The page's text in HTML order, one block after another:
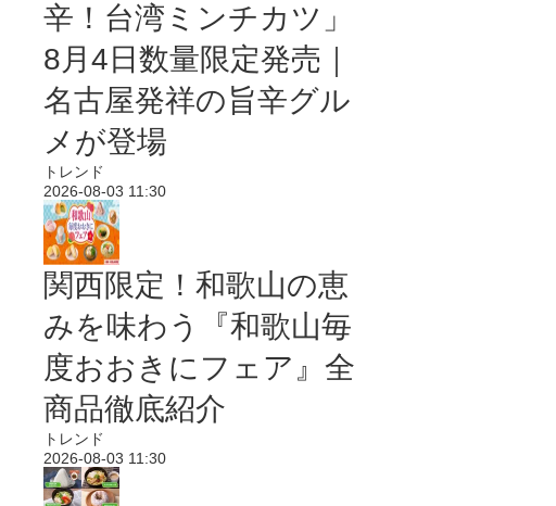
辛！台湾ミンチカツ」
8月4日数量限定発売｜
名古屋発祥の旨辛グル
メが登場
トレンド
2026-08-03 11:30
関西限定！和歌山の恵
みを味わう『和歌山毎
度おおきにフェア』全
商品徹底紹介
トレンド
2026-08-03 11:30